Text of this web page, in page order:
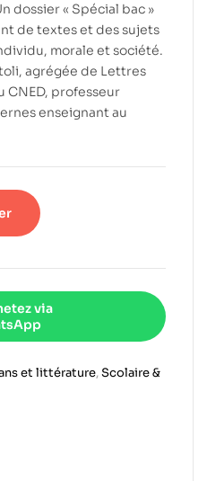
dossier « Spécial bac »
de textes et des sujets
morale et société.
agrégée de Lettres
CNED, professeur
enseignant au
via
et littérature,Scolaire &